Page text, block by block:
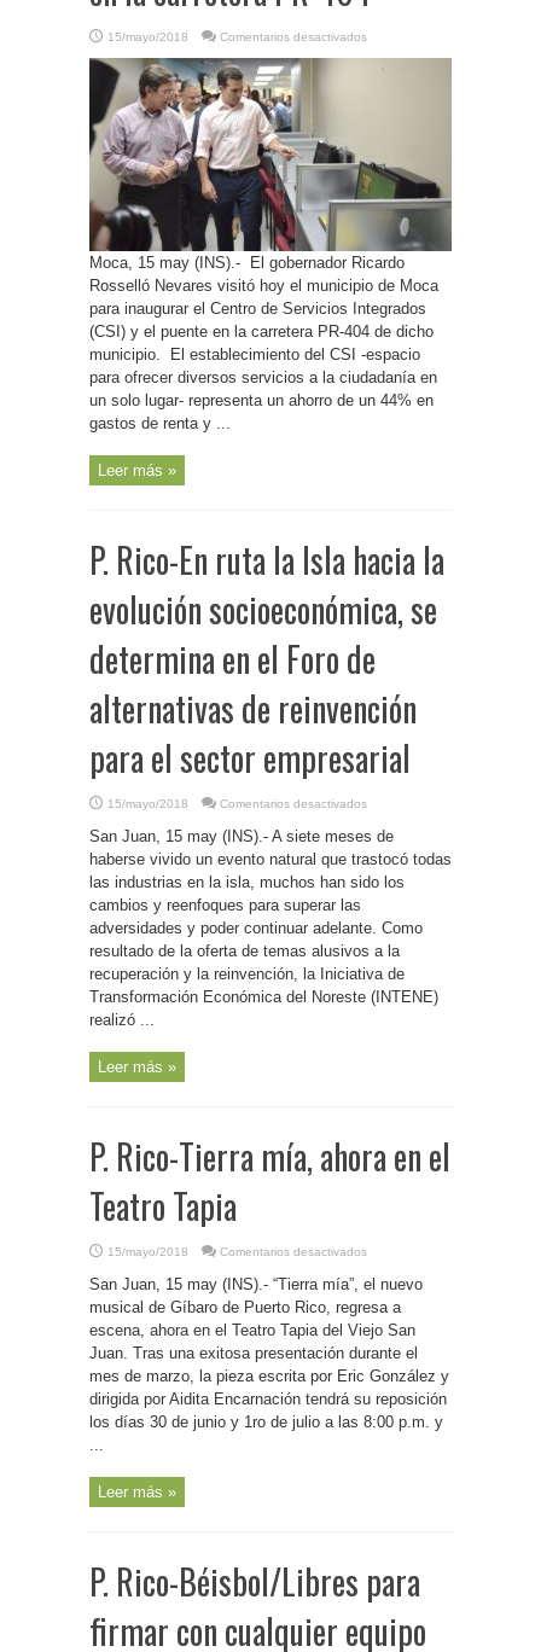
15/mayo/2018 Comentarios desactivados
Rico-
Servicios
Integrados
y
puente
carretera
PR-
Moca, 15 may (INS).- El gobernador Ricardo
Rosselló Nevares visitó hoy el municipio de Moca
para inaugurar el Centro de Servicios Integrados
(CSI) y el puente en la carretera PR-404 de dicho
municipio. El establecimiento del CSI -espacio
para ofrecer diversos servicios a la ciudadanía en
un solo lugar- representa un ahorro de un 44% en
gastos de renta y ...
Leer más »
P. Rico-En ruta la Isla hacia la
evolución socioeconómica, se
determina en el Foro de
alternativas de reinvención
para el sector empresarial
15/mayo/2018 Comentarios desactivados
Rico-
En
ruta
la
Isla
evolución
socioeconómica,
se
en
el
Foro
San Juan, 15 may (INS).- A siete meses de
haberse vivido un evento natural que trastocó todas
las industrias en la isla, muchos han sido los
cambios y reenfoques para superar las
adversidades y poder continuar adelante. Como
resultado de la oferta de temas alusivos a la
recuperación y la reinvención, la Iniciativa de
Transformación Económica del Noreste (INTENE)
realizó ...
Leer más »
P. Rico-Tierra mía, ahora en el
Teatro Tapia
15/mayo/2018 Comentarios desactivados
Rico-
Tierra
mía,
ahora
en
el
Teatro
Tapia
San Juan, 15 may (INS).- “Tierra mía”, el nuevo
musical de Gíbaro de Puerto Rico, regresa a
escena, ahora en el Teatro Tapia del Viejo San
Juan. Tras una exitosa presentación durante el
mes de marzo, la pieza escrita por Eric González y
dirigida por Aidita Encarnación tendrá su reposición
los días 30 de junio y 1ro de julio a las 8:00 p.m. y
...
Leer más »
P. Rico-Béisbol/Libres para
firmar con cualquier equipo